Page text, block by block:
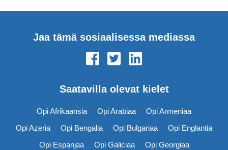
Jaa tämä sosiaalisessa mediassa
Saatavilla olevat kielet
Opi Afrikaansia Opi Arabiaa
Opi Armeniaa
Opi Azeria
Opi Bengalia Opi Bulgariaa
Opi Englantia
Opi Espanjaa
Opi Galiciaa
Opi Georgiaa